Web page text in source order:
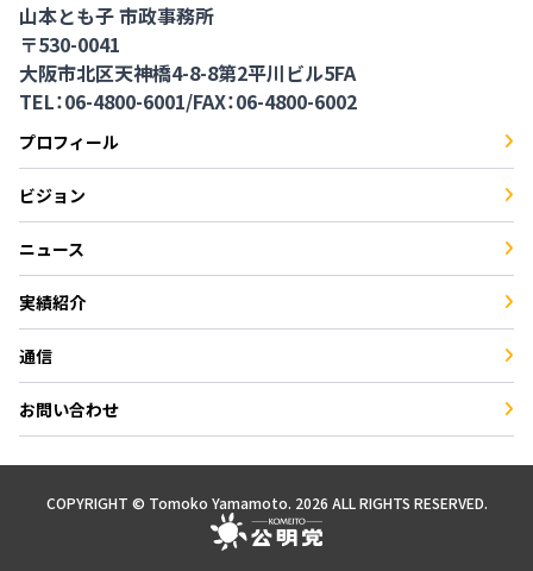
山本とも子 市政事務所
〒530-0041
大阪市北区天神橋4-8-8第2平川ビル5FA
TEL：06-4800-6001/FAX：06-4800-6002
プロフィール
ビジョン
ニュース
実績紹介
通信
お問い合わせ
COPYRIGHT © Tomoko Yamamoto. 2026 ALL RIGHTS RESERVED.